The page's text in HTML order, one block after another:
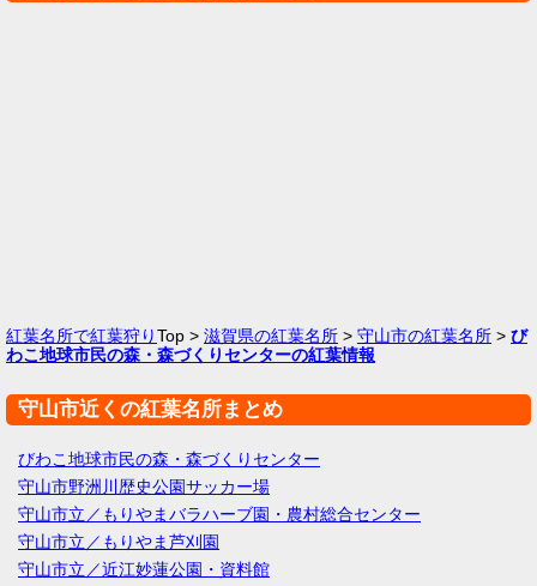
紅葉名所で紅葉狩りTop > 滋賀県の紅葉名所 > 守山市の紅葉名所 > び
わこ地球市民の森・森づくりセンターの紅葉情報
守山市近くの紅葉名所まとめ
びわこ地球市民の森・森づくりセンター
守山市野洲川歴史公園サッカー場
守山市立／もりやまバラハーブ園・農村総合センター
守山市立／もりやま芦刈園
守山市立／近江妙蓮公園・資料館